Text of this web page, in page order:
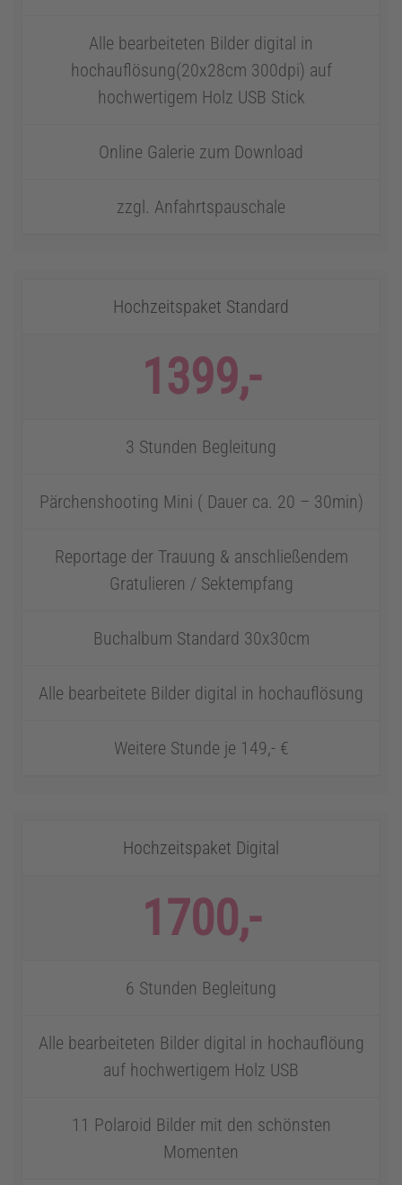
Alle bearbeiteten Bilder digital in
hochauflösung(20x28cm 300dpi) auf
hochwertigem Holz USB Stick
Online Galerie zum Download
zzgl. Anfahrtspauschale
Hochzeitspaket Standard
1399,-
3 Stunden Begleitung
Pärchenshooting Mini ( Dauer ca. 20 – 30min)
Reportage der Trauung & anschließendem
Gratulieren / Sektempfang
Buchalbum Standard 30x30cm
Alle bearbeitete Bilder digital in hochauflösung
Weitere Stunde je 149,- €
Hochzeitspaket Digital
1700,-
6 Stunden Begleitung
Alle bearbeiteten Bilder digital in hochauflöung
auf hochwertigem Holz USB
11 Polaroid Bilder mit den schönsten
Momenten